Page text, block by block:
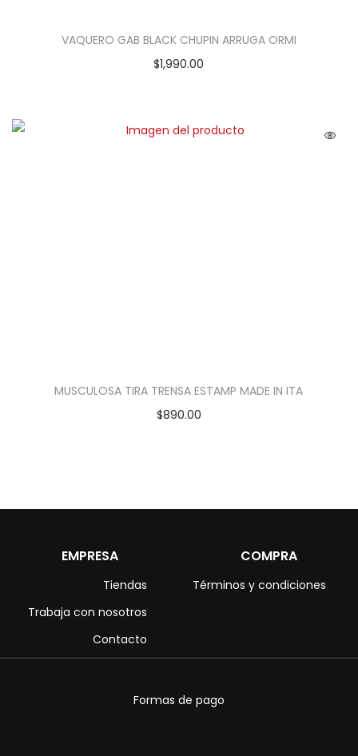
VAQUERO GAB BLACK CHUPIN ARRUGA ORMI
$1,990.00
MUSCULOSA TIRA TRENSA ESTAMP MADE IN ITA
$890.00
EMPRESA
Tiendas
Trabaja con nosotros
Contacto
COMPRA
Términos y condiciones
Formas de pago